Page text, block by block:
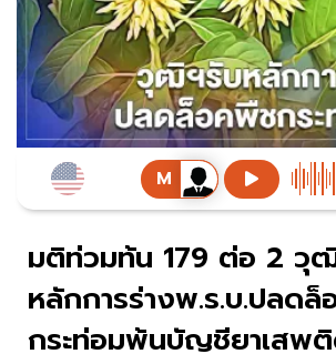
มติท่วมท้น 179 ต่อ 2 วุ
หลักการร่างพ.ร.บ.ปลด
กระท่อมพ้นบัญชียาเสพ